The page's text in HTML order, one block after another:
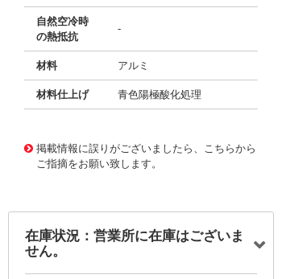
自然空冷時
の熱抵抗
-
材料 アルミ
材料仕上げ 青色陽極酸化処理
掲載情報に誤りがございましたら、こちらから
ご指摘をお願い致します。
在庫状況：営業所に在庫はございま
せん。